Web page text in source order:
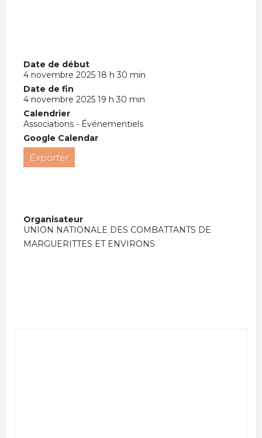
Date de début
4 novembre 2025 18 h 30 min
Date de fin
4 novembre 2025 19 h 30 min
Calendrier
Associations - Événementiels
Google Calendar
Exporter
Organisateur
UNION NATIONALE DES COMBATTANTS DE
MARGUERITTES ET ENVIRONS